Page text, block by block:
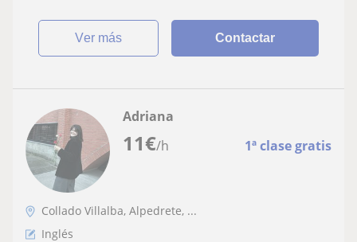
ver más Contactar
11€/h 1ª clase gratis
Adriana
Collado Villalba, Alpedrete, ...
Inglés